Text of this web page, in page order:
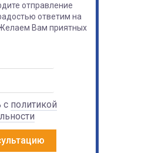
отправление
ответим на
Вам приятных
с политикой